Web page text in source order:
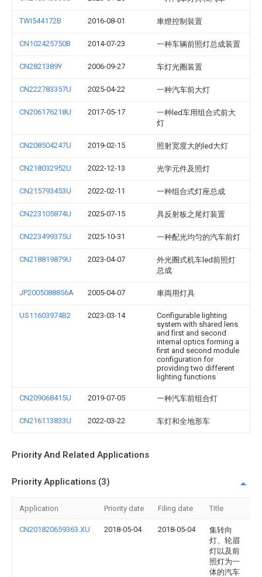
TWI544172B 2016-08-01 車燈控制裝置
CN102425750B 2014-07-23 一种车辆前照灯总成装置
CN2821389Y 2006-09-27 车灯光圈装置
CN222783357U 2025-04-22 一种汽车前大灯
CN206176218U 2017-05-17
一种led车用组合式前大
灯
CN208504247U 2019-02-15 照射宽度大的led大灯
CN218032952U 2022-12-13 光学元件及照灯
CN215793453U 2022-02-11 一种组合式灯座总成
CN223105874U 2025-07-15 具反射板之尾灯装置
CN223499375U 2025-10-31 一种配光均匀的汽车前灯
CN218819879U 2023-04-07
外光圈式机车led前照灯
总成
JP2005088856A 2005-04-07 車両用灯具
US11603974B2 2023-03-14
Configurable lighting
system with shared lens
and first and second
internal optics forming a
first and second module
configuration for
providing two different
lighting functions
CN209068415U 2019-07-05 一种汽车前组合灯
CN216113833U 2022-03-22 车灯和全地形车
Priority And Related Applications
Priority Applications (3)
Application Priority date Filing date Title
CN201820659363.XU 2018-05-04 2018-05-04
集转向
灯、轮眉
灯以及前
照灯为一
体的汽车